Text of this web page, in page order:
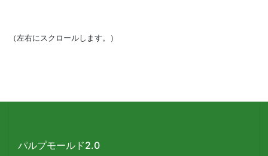
（左右にスクロールします。）
パルプモールド2.0